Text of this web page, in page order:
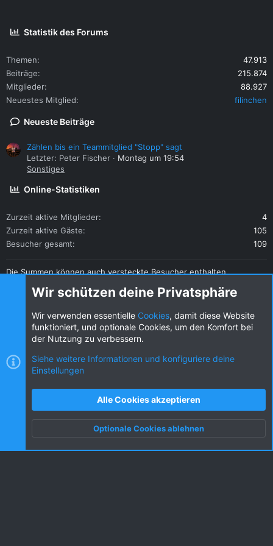
Statistik des Forums
Themen
47.913
Beiträge
215.874
Mitglieder
88.927
Neuestes Mitglied
filinchen
Neueste Beiträge
Zählen bis ein Teammitglied "Stopp" sagt
Letzter: Peter Fischer
Montag um 19:54
Sonstiges
Online-Statistiken
Zurzeit aktive Mitglieder
4
Zurzeit aktive Gäste
105
Besucher gesamt
109
Die Summen können auch versteckte Besucher enthalten.
Diese Seite teilen
Nutzungsbedingungen
Datenschutz
S
Oben Unten
Wir schützen deine Privatsphäre
Wir verwenden essentielle Cookies, damit diese Website
funktioniert, und optionale Cookies, um den Komfort bei
der Nutzung zu verbessern.
Siehe weitere Informationen und konfiguriere deine
Einstellungen
Alle Cookies akzeptieren
Optionale Cookies ablehnen